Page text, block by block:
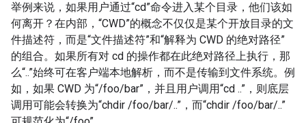
举例来说，如果用户通过“cd”命令进入某个目录，他们该如
何离开？在内部，“CWD”的概念不仅仅是某个开放目录的文
件描述符，而是“文件描述符”和“解释为 CWD 的绝对路径”
的组合。如果所有对 cd 的操作都在此绝对路径上执行，那
么“..”始终可在客户端本地解析，而不是传输到文件系统。例
如，如果 CWD 为“/foo/bar”，并且用户调用“cd ..”，则底层
调用可能会转换为“chdir /foo/bar/..”，而“chdir /foo/bar/..”